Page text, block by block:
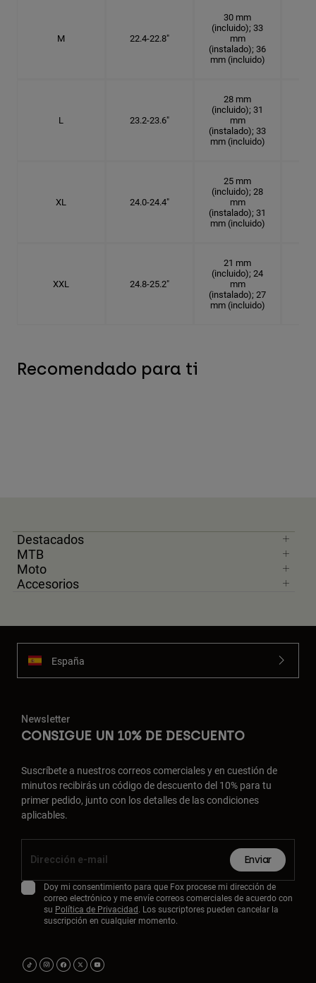
M 22.4-22.8"
30 mm
(incluido); 33
mm
(instalado); 36
mm (incluido)
L 23.2-23.6"
28 mm
(incluido); 31
mm
(instalado); 33
mm (incluido)
XL 24.0-24.4"
25 mm
(incluido); 28
mm
(instalado); 31
mm (incluido)
XXL 24.8-25.2"
21 mm
(incluido); 24
mm
(instalado); 27
mm (incluido)
Recomendado para ti
Destacados
MTB
Moto
Accesorios
España
Newsletter
CONSIGUE UN 10% DE DESCUENTO
Suscríbete a nuestros correos comerciales y en cuestión de
minutos recibirás un código de descuento del 10% para tu
primer pedido, junto con los detalles de las condiciones
aplicables.
Enviar
Doy mi consentimiento para que Fox procese mi dirección de
correo electrónico y me envíe correos comerciales de acuerdo con
su Política de Privacidad. Los suscriptores pueden cancelar la
suscripción en cualquier momento.